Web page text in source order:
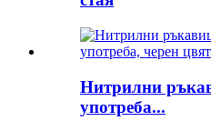
Нитрилни
употреба...